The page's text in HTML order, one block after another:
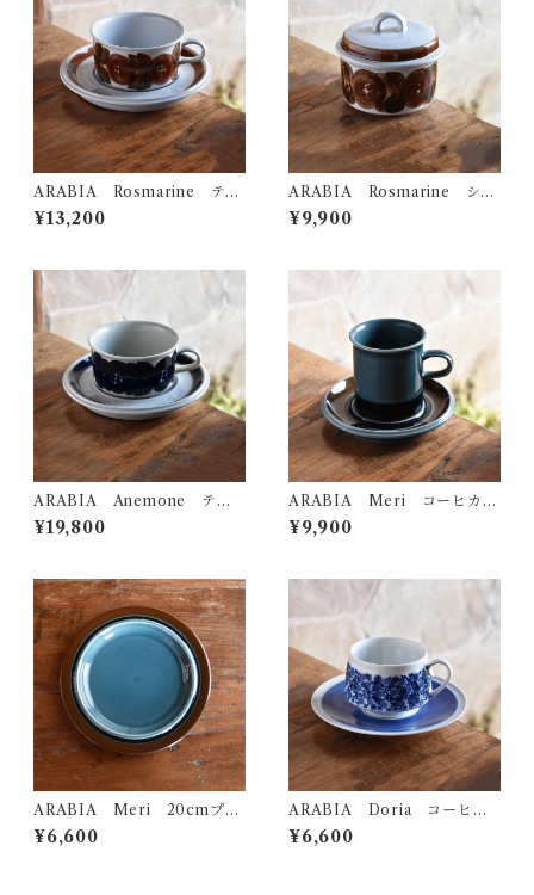
ARABIA Rosmarine ティ
ーカップ&ソーサー
¥13,200
ARABIA Rosmarine シュ
ガーポット
¥9,900
ARABIA Anemone ティ
ーカップ＆ソーサー
¥19,800
ARABIA Meri コーヒカッ
プ＆ソーサー
¥9,900
ARABIA Meri 20cmプレ
ート
¥6,600
ARABIA Doria コーヒー
カップ＆ソーサー
¥6,600